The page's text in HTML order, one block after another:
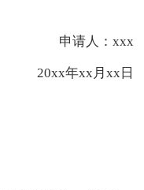
申请人：xxx
20xx年xx月xx日